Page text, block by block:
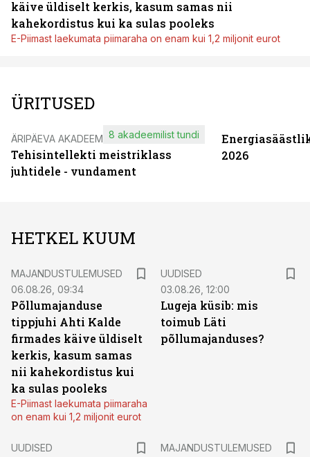
käive üldiselt kerkis, kasum samas nii
kahekordistus kui ka sulas pooleks
E-Piimast laekumata piimaraha on enam kui 1,2 miljonit eurot
ÜRITUSED
ÄRIPÄEVA AKADEEMIA
Tehisintellekti meistriklass
juhtidele - vundament
8 akadeemilist tundi
2026
HETKEL KUUM
MAJANDUSTULEMUSED
06.08.26, 09:34
Põllumajanduse
tippjuhi Ahti Kalde
firmades käive üldiselt
kerkis, kasum samas
nii kahekordistus kui
ka sulas pooleks
E-Piimast laekumata piimaraha
on enam kui 1,2 miljonit eurot
UUDISED
03.08.26, 12:00
Lugeja küsib: mis
toimub Läti
põllumajanduses?
UUDISED
MAJANDUSTULEMUSED